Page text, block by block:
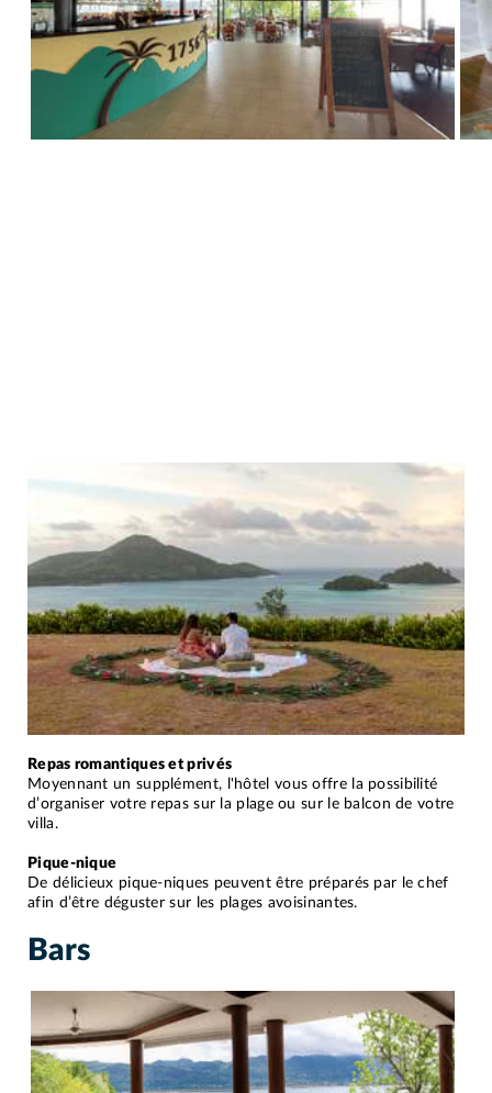
Repas romantiques et privés
Moyennant un supplément, l'hôtel vous offre la possibilité
d’organiser votre repas sur la plage ou sur le balcon de votre
villa.
Pique-nique
De délicieux pique-niques peuvent être préparés par le chef
afin d’être déguster sur les plages avoisinantes.
Bars